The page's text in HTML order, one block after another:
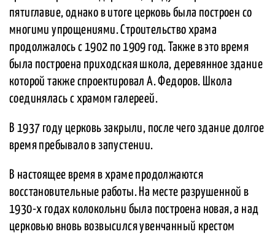
пятиглавие, однако в итоге церковь была построен со
многими упрощениями. Строительство храма
продолжалось с 1902 по 1909 год. Также в это время
была построена приходская школа, деревянное здание
которой также спроектировал А. Федоров. Школа
соединялась с храмом галереей.
В 1937 году церковь закрыли, после чего здание долгое
время пребывало в запустении.
В настоящее время в храме продолжаются
восстановительные работы. На месте разрушенной в
1930-х годах колокольни была построена новая, а над
церковью вновь возвысился увенчанный крестом